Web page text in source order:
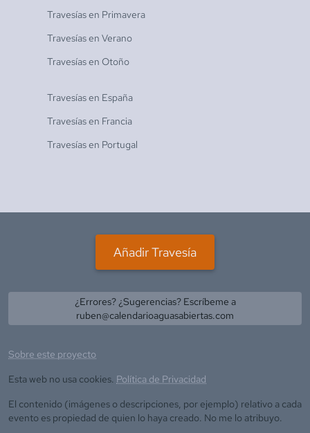
Travesías en Primavera
Travesías en Verano
Travesías en Otoño
Travesías en España
Travesías en Francia
Travesías en Portugal
Añadir Travesía
¿Errores? ¿Sugerencias? Escríbeme a
ruben@calendarioaguasabiertas.com
Sobre este proyecto
Esta web no usa cookies. Política de Privacidad
El contenido (imágenes o descripciones, por ejemplo) relativo a cada
evento es propiedad de quien lo haya creado. No me lo atribuyo.